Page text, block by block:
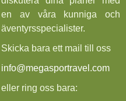
en av våra kunniga och
äventyrsspecialister.
Skicka bara ett mail till oss
info@megasportravel.com
eller ring oss bara: